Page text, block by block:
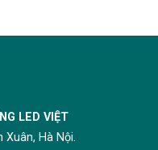
LED VIỆT
Xuân, Hà Nội.